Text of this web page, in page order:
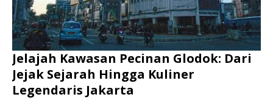
Jelajah Kawasan Pecinan Glodok: Dari
Jejak Sejarah Hingga Kuliner
Legendaris Jakarta